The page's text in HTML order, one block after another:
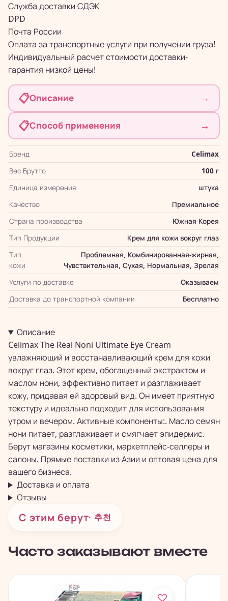
Служба доставки СДЭК
DPD
Почта России
Оплата за транспортные услуги при получении груза!
Индивидуальный расчет стоимости доставки-
гарантия низкой цены!
📋Описание →
📋Способ применения →
Бренд
Celimax
Вес Брутто
100 г
Единица измерения
штука
Качество
Премиальное
Страна производства
Южная Корея
Тип Продукции
Крем для кожи вокруг глаз
Тип
кожи
Проблемная, Комбинированная-жирная,
Чувствительная, Сухая, Нормальная, Зрелая
Услуги по доставке
Оказываем
Доставка до транспортной компании
Бесплатно
Описание
Celimax The Real Noni Ultimate Eye Cream
увлажняющий и восстанавливающий крем для кожи
вокруг глаз. Этот крем, обогащенный экстрактом и
маслом нони, эффективно питает и разглаживает
кожу, придавая ей здоровый вид. Он имеет приятную
текстуру и идеально подходит для использования
утром и вечером. Активные компоненты:. Масло семян
нони питает, разглаживает и смягчает эпидермис.
Берут магазины косметики, маркетплейс-селлеры и
салоны. Прямые поставки из Азии и оптовая цена для
вашего бизнеса.
Доставка и оплата
Отзывы
С этим берут· 추천
Часто заказывают вместе